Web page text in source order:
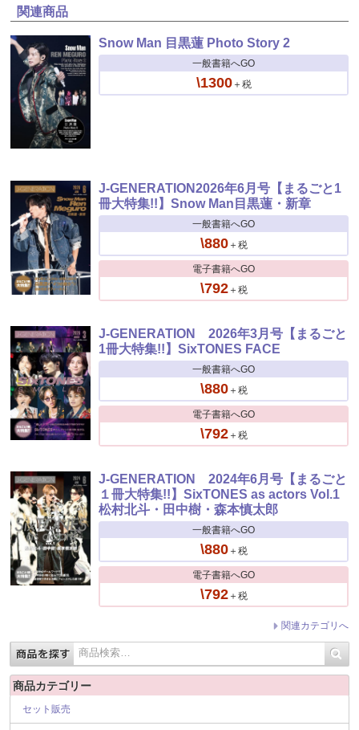
関連商品
Snow Man 目黒蓮 Photo Story 2
一般書籍へGO
\1300＋税
J-GENERATION2026年6月号【まるごと1
冊大特集!!】Snow Man目黒蓮・新章
一般書籍へGO
\880＋税
電子書籍へGO
\792＋税
J-GENERATION 2026年3月号【まるごと
1冊大特集!!】SixTONES FACE
一般書籍へGO
\880＋税
電子書籍へGO
\792＋税
J-GENERATION 2024年6月号【まるごと
１冊大特集!!】SixTONES as actors Vol.1
松村北斗・田中樹・森本慎太郎
一般書籍へGO
\880＋税
電子書籍へGO
\792＋税
関連カテゴリへ
商品カテゴリー
セット販売